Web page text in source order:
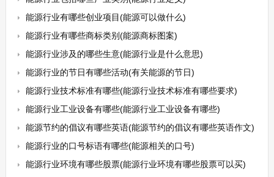
能源行业有哪些创业项目(能源可以做什么)
能源行业有哪些商标类别(能源商标图案)
能源行业涉及的哪些生意(能源行业是什么意思)
能源行业的节日有哪些活动(有关能源的节日)
能源行业技术标准有哪些(能源行业技术标准有哪些要求)
能源行业工业设备有哪些(能源行业工业设备有哪些)
能源节约的倡议有哪些英语(能源节约的倡议有哪些英语作文)
能源行业的口号标语有哪些(能源相关的口号)
能源行业环境有哪些股票(能源行业环境有哪些股票可以买)